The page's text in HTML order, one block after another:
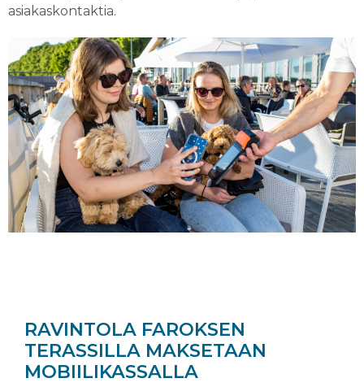
asiakaskontaktia.
RAVINTOLA FAROKSEN
TERASSILLA MAKSETAAN
MOBIILIKASSALLA